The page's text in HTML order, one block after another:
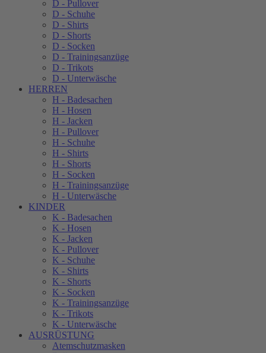
D - Pullover
D - Schuhe
D - Shirts
D - Shorts
D - Socken
D - Trainingsanzüge
D - Trikots
D - Unterwäsche
HERREN
H - Badesachen
H - Hosen
H - Jacken
H - Pullover
H - Schuhe
H - Shirts
H - Shorts
H - Socken
H - Trainingsanzüge
H - Unterwäsche
KINDER
K - Badesachen
K - Hosen
K - Jacken
K - Pullover
K - Schuhe
K - Shirts
K - Shorts
K - Socken
K - Trainingsanzüge
K - Trikots
K - Unterwäsche
AUSRÜSTUNG
Atemschutzmasken